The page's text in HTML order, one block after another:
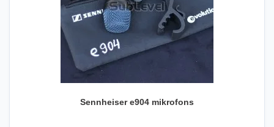
Sennheiser e904 mikrofons